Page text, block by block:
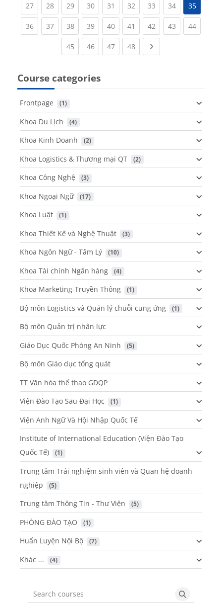
27(current)
28(current)
29(current)
30(current)
31 (current)
32(current)
33(current)
34(current)
35
36(current)
37(current)
38(current)
39(current)
40(current)
41 (current)
42(current)
43(current)
44
45(current)
46(current)
47(current)
48(current)
Course categories
Frontpage (1)
Khoa Du Lịch (4)
Khoa Kinh Doanh (2)
Khoa Logistics & Thương mại QT (2)
Khoa Công Nghệ (3)
Khoa Ngoại Ngữ (17)
Khoa Luật (1)
Khoa Thiết Kế và Nghệ Thuật (3)
Khoa Ngôn Ngữ - Tâm Lý (10)
Khoa Tài chính Ngân hàng (4)
Khoa Marketing-Truyền Thông (1)
Bộ môn Logistics và Quản lý chuỗi cung ứng (1)
Bộ môn Quản trị nhân lực
Giáo Dục Quốc Phòng An Ninh
(5)
Bộ môn Giáo dục tổng quát
TT Văn hóa thể thao GDQP
Viện Đào Tạo Sau Đại Học
(1)
Viện Anh Ngữ Và Hội Nhập Quốc Tế
Institute of International Education (Viện Đào Tạo
Quốc Tế)
(1)
Trung tâm Trải nghiệm sinh viên và Quan hệ doanh
nghiệp
(5)
Trung tâm Thông Tin - Thư Viện (5)
PHÒNG ĐÀO TẠO (1)
Huấn Luyện Nội Bộ (7)
Khác ... (4)
Search courses